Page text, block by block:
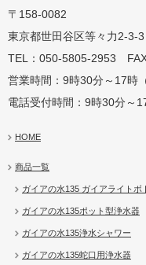
用地球の恵みを シャワー
〒158-0082
東京都世田谷区等々力2-3-
TEL：050-5805-2953
営業時間：9時30分～17時
電話受付時間：9時30分～
HOME
商品一覧
ガイアの水135 ガイアライトボ
ガイアの水135ポット型浄水器
ガイアの水135浄水シャワー
ガイアの水135蛇口用浄水器